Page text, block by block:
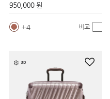
950,000 원
4 비교
3D